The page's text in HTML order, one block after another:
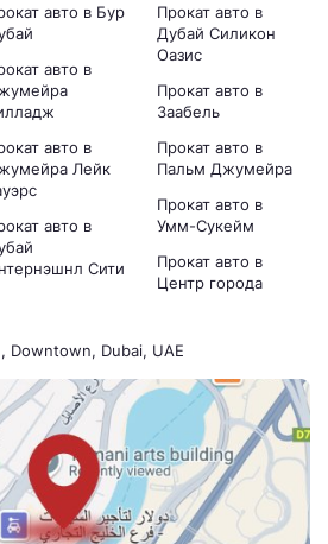
Downtown, Dubai, UAE
авто в Бур
авто в
авто в
Лейк
авто в
Сити
Прокат авто в
Дубай Силикон
Оазис
Прокат авто в
Заабель
Прокат авто в
Пальм Джумейра
Прокат авто в
Умм-Сукейм
Прокат авто в
Центр города